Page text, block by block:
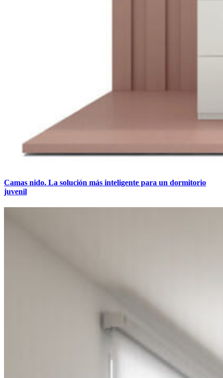
Camas nido. La solución más inteligente para un dormitorio
juvenil